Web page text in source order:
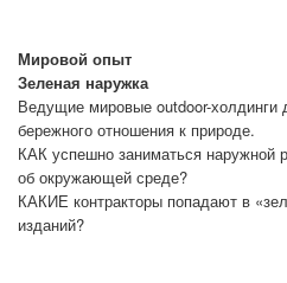
Мировой опыт
Зеленая наружка
Ведущие мировые outdoor-холдинги
бережного отношения к природе.
КАК успешно заниматься наружной
об окружающей среде?
КАКИЕ контракторы попадают в
изданий?